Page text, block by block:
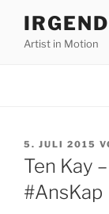
Inhalt
springenArtist in Motion
AM
5. JULI 2015
Ten Kay
#AnsKap